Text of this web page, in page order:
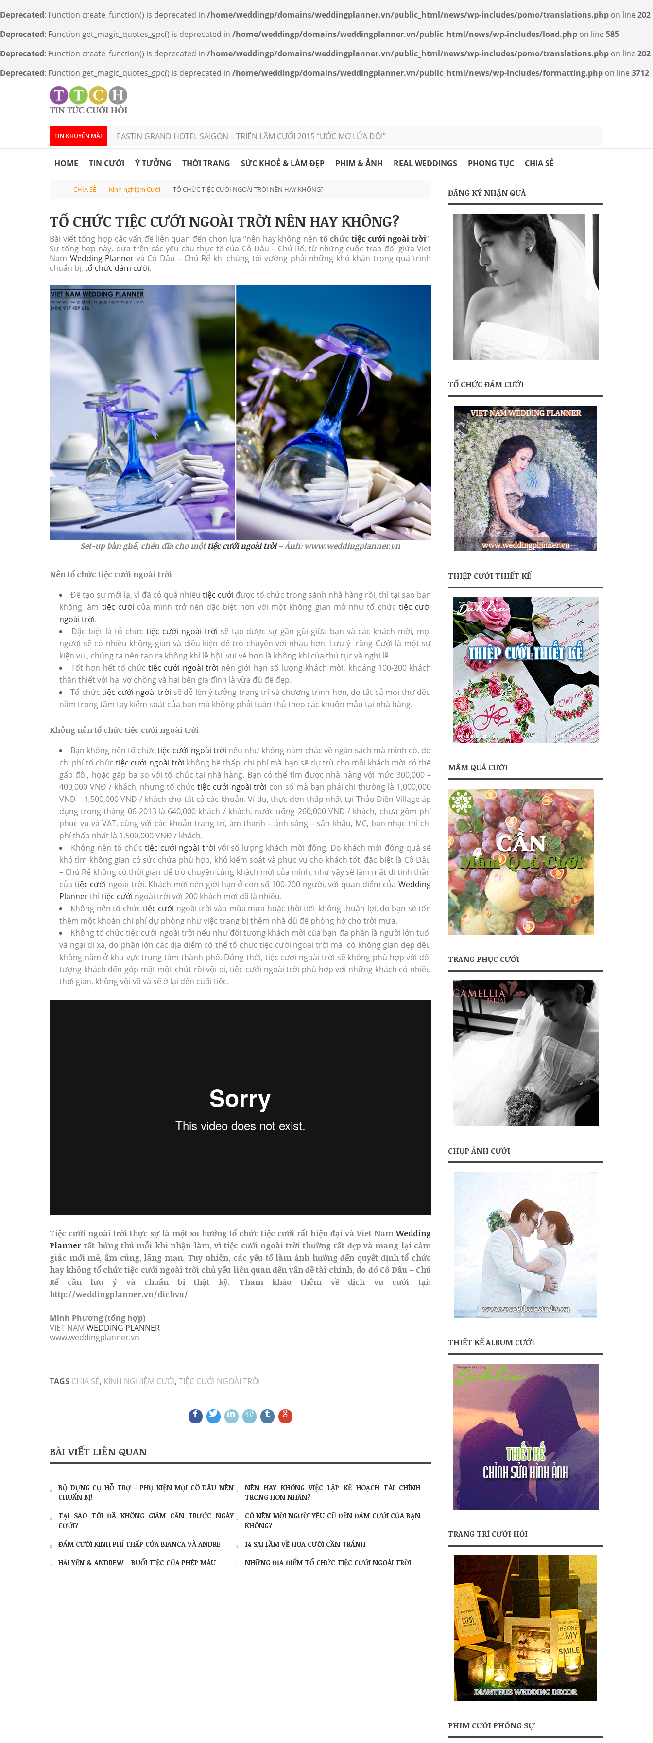
Deprecated: Function create_function() is deprecated in /home/weddingp/domains/weddingplanner.vn/public_html/news/wp-includes/pomo/translations.php on line 202
Deprecated: Function get_magic_quotes_gpc() is deprecated in /home/weddingp/domains/weddingplanner.vn/public_html/news/wp-includes/load.php on line 585
Deprecated: Function create_function() is deprecated in /home/weddingp/domains/weddingplanner.vn/public_html/news/wp-includes/pomo/translations.php on line 202
Deprecated: Function get_magic_quotes_gpc() is deprecated in /home/weddingp/domains/weddingplanner.vn/public_html/news/wp-includes/formatting.php on line 3712
TIN KHUYẾN MÃI EASTIN GRAND HOTEL SAIGON – TRIỂN LÃM CƯỚI 2015 “ƯỚC MƠ LỨA ĐÔI”
HOME TIN CƯỚI Ý TƯỞNG THỜI TRANG SỨC KHOẺ & LÀM ĐẸP PHIM & ẢNH REAL WEDDINGS PHONG TỤC CHIA SẺ
CHIA SẺ Kinh nghiệm Cưới TỔ CHỨC TIỆC CƯỚI NGOÀI TRỜI NÊN HAY KHÔNG?
TỔ CHỨC TIỆC CƯỚI NGOÀI TRỜI NÊN HAY KHÔNG?
Bài viết tổng hợp các vấn đề liên quan đến chọn lựa “nên hay không nên tổ chứctiệc cưới ngoài trời”.
Sự tổng hợp này, dựa trên các yêu cầu thực tế của Cô Dâu – Chú Rể, từ những cuộc trao đổi giữa Viet
Nam Wedding Planner và Cô Dâu – Chú Rể khi chúng tôi vướng phải những khó khăn trong quá trình
chuẩn bị, tổ chức đám cưới.
Set-up bàn ghế, chén dĩa cho mộttiệc cưới ngoài trời– Ảnh: www.weddingplanner.vn
Nên tổ chức tiệc cưới ngoài trời
Để tạo sự mới lạ, vì đã có quá nhiều tiệc cưới được tổ chức trong sảnh nhà hàng rồi, thì tại sao bạn
không làm tiệc cưới của mình trở nên đặc biệt hơn với một không gian mở như tổ chức tiệc cưới
ngoài trời.
Đặc biệt là tổ chức tiệc cưới ngoài trời sẽ tạo được sự gần gũi giữa bạn và các khách mời, mọi
người sẽ có nhiều không gian và điều kiện để trò chuyện với nhau hơn. Lưu ý rằng Cưới là một sự
kiện vui, chúng ta nên tạo ra không khí lễ hội, vui vẻ hơn là không khí của thủ tục và nghi lễ.
Tốt hơn hết tổ chứctiệc cưới ngoài trời nên giới hạn số lượng khách mời, khoảng 100-200 khách
thân thiết với hai vợ chồng và hai bên gia đình là vừa đủ để đẹp.
Tổ chứctiệc cưới ngoài trời sẽ dễ lên ý tưởng trang trí và chương trình hơn, do tất cả mọi thứ đều
nằm trong tầm tay kiểm soát của bạn mà không phải tuân thủ theo các khuôn mẫu tại nhà hàng.
Không nên tổ chức tiệc cưới ngoài trời
Bạn không nên tổ chứctiệc cưới ngoài trời nếu như không nắm chắc về ngân sách mà mình có, do
chi phí tổ chứctiệc cưới ngoài trời không hề thấp, chi phí mà bạn sẽ dự trù cho mỗi khách mời có thể
gấp đôi, hoặc gấp ba so với tổ chức tại nhà hàng. Bạn có thể tìm được nhà hàng với mức 300,000 –
400,000 VNĐ / khách, nhưng tổ chức tiệc cưới ngoài trời con số mà bạn phải chi thường là 1,000,000
VNĐ – 1,500,000 VNĐ / khách cho tất cả các khoản. Ví dụ, thực đơn thấp nhất tại Thảo Điền Village áp
dụng trong tháng 06-2013 là 640,000 khách / khách, nước uống 260,000 VNĐ / khách, chưa gồm phí
phục vụ và VAT, cùng với các khoản trang trí, âm thanh – ánh sáng – sân khấu, MC, ban nhạc thì chi
phí thấp nhất là 1,500,000 VNĐ / khách.
Không nên tổ chứctiệc cưới ngoài trời với số lượng khách mời đông. Do khách mời đông quá sẽ
khó tìm không gian có sức chứa phù hợp, khó kiểm soát và phục vụ cho khách tốt, đặc biệt là Cô Dâu
– Chú Rể không có thời gian để trò chuyện cùng khách mời của mình, như vậy sẽ làm mất đi tinh thần
của tiệc cưới ngoài trời. Khách mời nên giới hạn ở con số 100-200 người, với quan điểm củaWedding
Plannerthì tiệc cưới ngoài trời với 200 khách mời đã là nhiều.
Không nên tổ chức tiệc cưới ngoài trời vào mùa mưa hoặc thời tiết không thuận lợi, do bạn sẽ tốn
thêm một khoản chi phí dự phòng như việc trang bị thêm nhà dù để phòng hờ cho trời mưa.
Không tổ chức tiệc cưới ngoài trời nếu như đối tượng khách mời của bạn đa phần là người lớn tuổi
và ngại đi xa, do phần lớn các địa điểm có thể tổ chức tiệc cưới ngoài trời mà có không gian đẹp đều
không nằm ở khu vực trung tâm thành phố. Đồng thời, tiệc cưới ngoài trời sẽ không phù hợp với đối
tượng khách đến góp mặt một chút rồi vội đi, tiệc cưới ngoài trời phù hợp với những khách có nhiều
thời gian, không vội vã và sẽ ở lại đến cuối tiệc.
Tiệc cưới ngoài trời thực sự là một xu hướng tổ chức tiệc cưới rất hiện đại và Viet NamWedding
Planner rất hứng thú mỗi khi nhận làm, vì tiệc cưới ngoài trời thường rất đẹp và mang lại cảm
giác mới mẻ, ấm cúng, lãng mạn. Tuy nhiên, các yếu tố làm ảnh hưởng đến quyết định tổ chức
hay không tổ chức tiệc cưới ngoài trời chủ yếu liên quan đến vấn đề tài chính, do đó Cô Dâu – Chú
Rể cần lưu ý và chuẩn bị thật kỹ. Tham khảo thêm về dịch vụ cưới tại:
http://weddingplanner.vn/dichvu/
Minh Phương (tổng hợp)
VIET NAM WEDDING PLANNER
www.weddingplanner.vn
TAGS CHIA SẺ, KINH NGHIỆM CƯỚI, TIỆC CƯỚI NGOÀI TRỜI
BÀI VIẾT LIÊN QUAN
BỘ DỤNG CỤ HỖ TRỢ – PHỤ KIỆN MỌI CÔ DÂU NÊN
CHUẨN BỊ!
NÊN HAY KHÔNG VIỆC LẬP KẾ HOẠCH TÀI CHÍNH
TRONG HÔN NHÂN?
TẠI SAO TÔI ĐÃ KHÔNG GIẢM CÂN TRƯỚC NGÀY
CƯỚI?
CÓ NÊN MỜI NGƯỜI YÊU CŨ ĐẾN ĐÁM CƯỚI CỦA BẠN
KHÔNG?
ĐÁM CƯỚI KINH PHÍ THẤP CỦA BIANCA VÀ ANDRE
14 SAI LẦM VỀ HOA CƯỚI CẦN TRÁNH
HẢI YẾN & ANDREW – BUỔI TIỆC CỦA PHÉP MÀU
NHỮNG ĐỊA ĐIỂM TỔ CHỨC TIỆC CƯỚI NGOÀI TRỜI
ĐĂNG KÝ NHẬN QUÀ
TỔ CHỨC ĐÁM CƯỚI
THIỆP CƯỚI THIẾT KẾ
MÂM QUẢ CƯỚI
TRANG PHỤC CƯỚI
CHỤP ẢNH CƯỚI
THIẾT KẾ ALBUM CƯỚI
TRANG TRÍ CƯỚI HỎI
PHIM CƯỚI PHÓNG SỰ